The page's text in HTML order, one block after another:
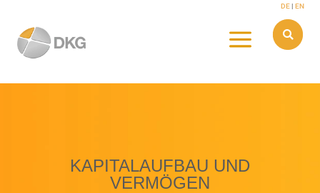
DE| EN
a 
KAPITALAUFBAU UND
VERMÖGEN